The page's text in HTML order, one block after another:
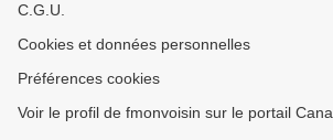
C.G.U.
Cookies et données personnelles
Préférences cookies
Voir le profil de fmonvoisin sur le portail